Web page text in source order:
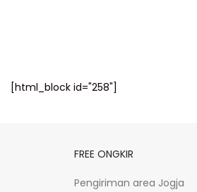
[html_block id="258"]
FREE ONGKIR
Pengiriman area Jogja